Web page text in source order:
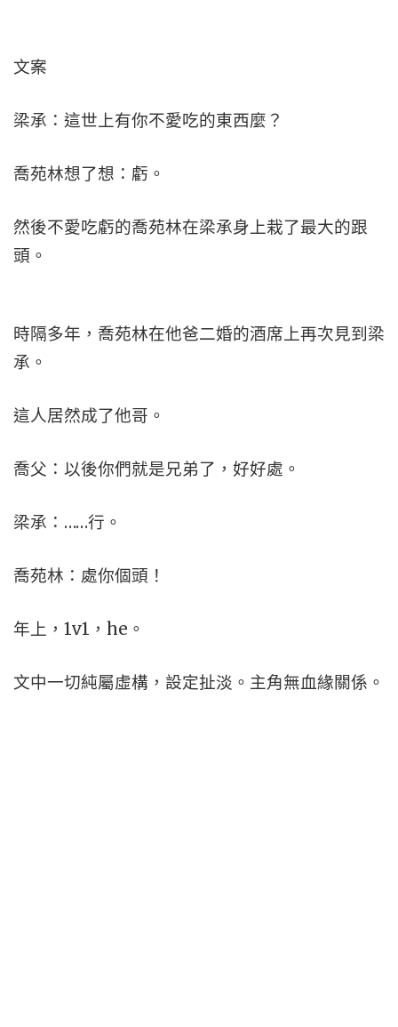
文案
梁承：這世上有你不愛吃的東西麼？
喬苑林想了想：虧。
然後不愛吃虧的喬苑林在梁承身上栽了最大的跟
頭。
時隔多年，喬苑林在他爸二婚的酒席上再次見到梁
承。
這人居然成了他哥。
喬父：以後你們就是兄弟了，好好處。
梁承：……行。
喬苑林：處你個頭！
年上，1v1，he。
文中一切純屬虛構，設定扯淡。主角無血緣關係。